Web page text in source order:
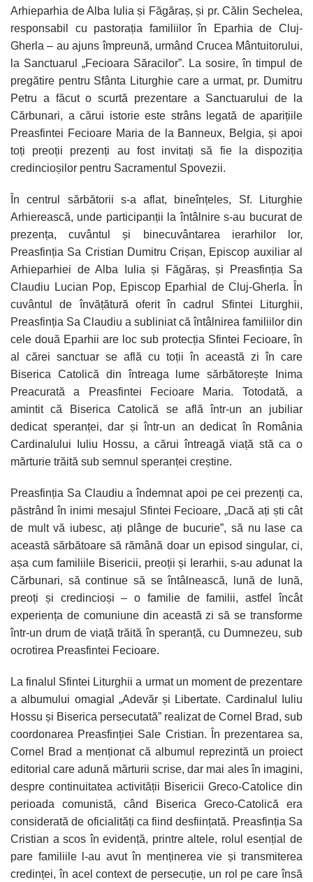
Arhieparhia de Alba Iulia și Făgăraș, și pr. Călin Sechelea,
responsabil cu pastorația familiilor în Eparhia de Cluj-
Gherla – au ajuns împreună, urmând Crucea Mântuitorului,
la Sanctuarul „Fecioara Săracilor”. La sosire, în timpul de
pregătire pentru Sfânta Liturghie care a urmat, pr. Dumitru
Petru a făcut o scurtă prezentare a Sanctuarului de la
Cărbunari, a cărui istorie este strâns legată de aparițiile
Preasfintei Fecioare Maria de la Banneux, Belgia, și apoi
toți preoții prezenți au fost invitați să fie la dispoziția
credincioșilor pentru Sacramentul Spovezii.
În centrul sărbătorii s-a aflat, bineînțeles, Sf. Liturghie
Arhierească, unde participanții la întâlnire s-au bucurat de
prezența, cuvântul și binecuvântarea ierarhilor lor,
Preasfinția Sa Cristian Dumitru Crișan, Episcop auxiliar al
Arhieparhiei de Alba Iulia și Făgăraș, și Preasfinția Sa
Claudiu Lucian Pop, Episcop Eparhial de Cluj-Gherla. În
cuvântul de învățătură oferit în cadrul Sfintei Liturghii,
Preasfinția Sa Claudiu a subliniat că întâlnirea familiilor din
cele două Eparhii are loc sub protecția Sfintei Fecioare, în
al cărei sanctuar se află cu toții în această zi în care
Biserica Catolică din întreaga lume sărbătorește Inima
Preacurată a Preasfintei Fecioare Maria. Totodată, a
amintit că Biserica Catolică se află într-un an jubiliar
dedicat speranței, dar și într-un an dedicat în România
Cardinalului Iuliu Hossu, a cărui întreagă viață stă ca o
mărturie trăită sub semnul speranței creștine.
Preasfinția Sa Claudiu a îndemnat apoi pe cei prezenți ca,
păstrând în inimi mesajul Sfintei Fecioare, „Dacă ați ști cât
de mult vă iubesc, ați plânge de bucurie”, să nu lase ca
această sărbătoare să rămână doar un episod singular, ci,
așa cum familiile Bisericii, preoții și Ierarhii, s-au adunat la
Cărbunari, să continue să se întâlnească, lună de lună,
preoți și credincioși – o familie de familii, astfel încât
experiența de comuniune din această zi să se transforme
într-un drum de viață trăită în speranță, cu Dumnezeu, sub
ocrotirea Preasfintei Fecioare.
La finalul Sfintei Liturghii a urmat un moment de prezentare
a albumului omagial „Adevăr și Libertate. Cardinalul Iuliu
Hossu și Biserica persecutată” realizat de Cornel Brad, sub
coordonarea Preasfinției Sale Cristian. În prezentarea sa,
Cornel Brad a menționat că albumul reprezintă un proiect
editorial care adună mărturii scrise, dar mai ales în imagini,
despre continuitatea activității Bisericii Greco-Catolice din
perioada comunistă, când Biserica Greco-Catolică era
considerată de oficialități ca fiind desființată. Preasfinția Sa
Cristian a scos în evidență, printre altele, rolul esențial de
pare familiile l-au avut în menținerea vie și transmiterea
credinței, în acel context de persecuție, un rol pe care însă